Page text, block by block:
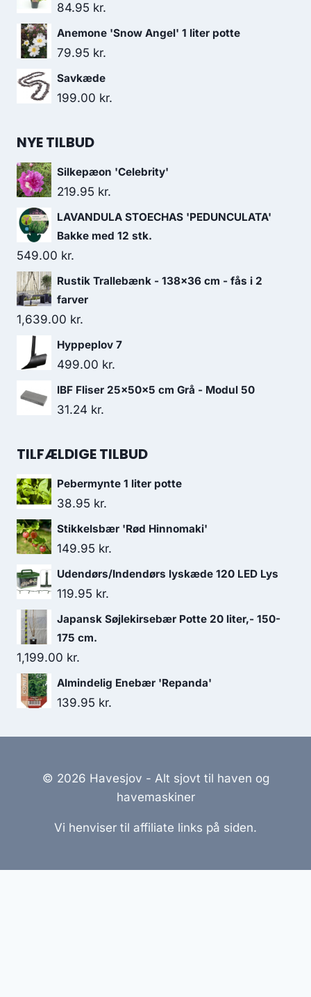
84.95 kr.
Anemone 'Snow Angel' 1 liter potte
79.95 kr.
Savkæde
199.00 kr.
NYE TILBUD
Silkepæon 'Celebrity'
219.95 kr.
LAVANDULA STOECHAS 'PEDUNCULATA'
Bakke med 12 stk.
549.00 kr.
Rustik Trallebænk - 138×36 cm - fås i 2
farver
1,639.00 kr.
Hyppeplov 7
499.00 kr.
IBF Fliser 25x50x5 cm Grå - Modul 50
31.24 kr.
TILFÆLDIGE TILBUD
Pebermynte 1 liter potte
38.95 kr.
Stikkelsbær 'Rød Hinnomaki'
149.95 kr.
Udendørs/Indendørs lyskæde 120 LED Lys
119.95 kr.
Japansk Søjlekirsebær Potte 20 liter,- 150-
175 cm.
1,199.00 kr.
Almindelig Enebær 'Repanda'
139.95 kr.
© 2026 Havesjov - Alt sjovt til haven og
havemaskiner
Vi henviser til affiliate links på siden.